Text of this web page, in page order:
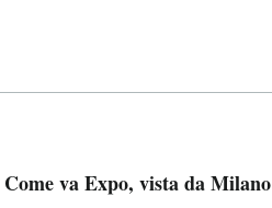
Come va Expo, vista da Milano